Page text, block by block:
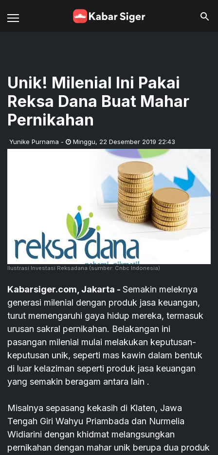
Unik! Milenial Ini Pakai
Reksa Dana Buat Mahar
Pernikahan
Yunike Purnama - Minggu, 22 Desember 2019 22:43
Ilustrasi Investasi Reksadana (sumber: Cnbc Indonesia)
Kabarsiger.com, Jakarta - Semakin meleknya
generasi milenial dengan produk jasa keuangan,
turut memengaruhi gaya hidup mereka, termasuk
urusan sakral pernikahan. Belakangan ini
pasangan milenial mulai melakukan keputusan-
keputusan unik, seperti mas kawin dalam bentuk
di luar kelaziman seperti produk jasa keuangan
yang semakin beragam antara lain .
Misalnya sepasang kekasih di Klaten, Jawa
Tengah Giri Wahyu Priambada dan Nurmelia
Widiarini dengan khidmat melangsungkan
pernikahan dengan mahar unik berupa dua produk